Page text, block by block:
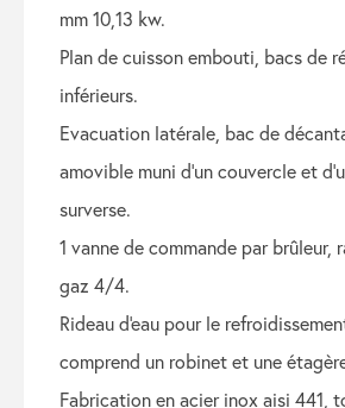
mm 10,13 kw.
plan de cuisson embouti, bacs de récupérations
inférieurs.
evacuation latérale, bac de décantation avec filtre
amovible muni d'un couvercle et
surverse.
1 vanne de commande par brûleur, raccordement
gaz 4/4.
rideau d'eau pour le refroidissement du top
comprend un robinet et une
fabrication en acier inox aisi 441, top en inox aisi